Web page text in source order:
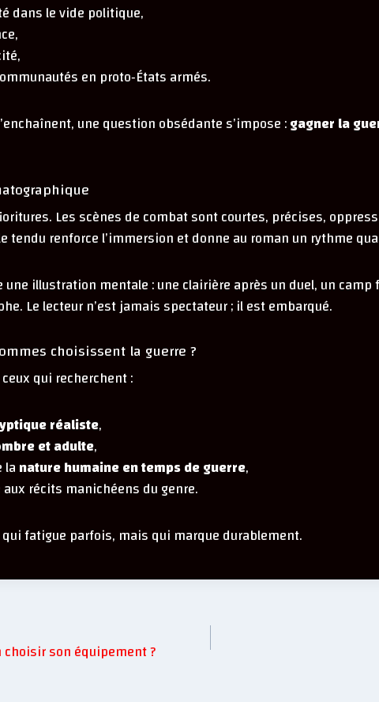
dans le vide politique,
en proto‑États armés.
une question obsédante s’impose :gagner la
Les scènes de combat sont courtes, précises,
tendu renforce l’immersion et donne au roman un rythme
illustration mentale : une clairière après un duel, un
Le lecteur n’est jamais spectateur ; il est embarqué.
choisissent la guerre ?
qui recherchent :
réaliste,
et adulte,
lanature humaine en temps de guerre,
récits manichéens du genre.
qui fatigue parfois, mais qui marque durablement.
choisir son équipement ?